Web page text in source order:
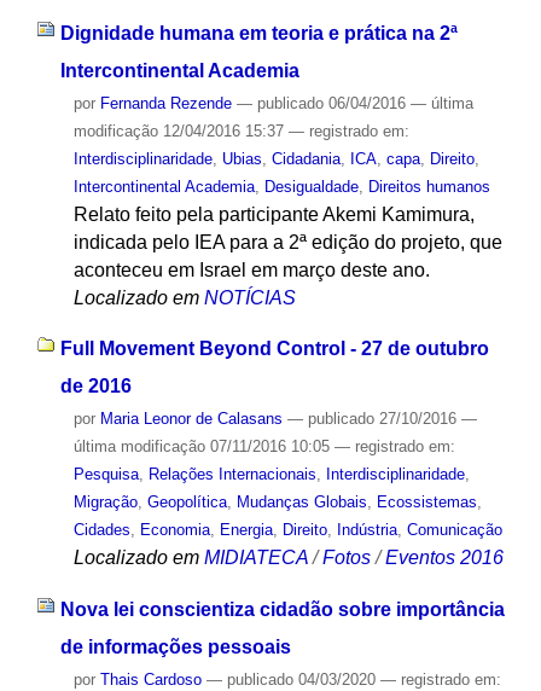
Dignidade humana em teoria e prática na 2ª
Intercontinental Academia
por Fernanda Rezende — publicado06/04/2016 — última
modificação12/04/2016 15:37 — registrado em:
Interdisciplinaridade, Ubias Cidadania, ICA, capa, Direito,
Intercontinental Academia, Desigualdade, Direitos humanos
Relato feito pela participante Akemi Kamimura,
indicada pelo IEA para a 2ª edição do projeto, que
aconteceu em Israel em março deste ano.
Localizado em NOTÍCIAS
Full Movement Beyond Control - 27 de outubro
de 2016
por Maria Leonor de Calasans — publicado27/10/2016 —
última modificação07/11/2016 10:05 — registrado em:
Pesquisa, Relações Internacionais, Interdisciplinaridade,
Migração, Geopolítica, Mudanças Globais, Ecossistemas,
Cidades, Economia, Energia, Direito, Indústria, Comunicação
Localizado em MIDIATECA /Fotos /Eventos 2016
Nova lei conscientiza cidadão sobre importância
de informações pessoais
por Thais Cardoso — publicado04/03/2020 — registrado em: